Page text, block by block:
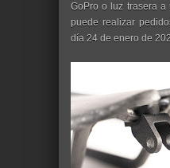
GoPro o luz trasera a
puede realizar
día 24 de enero de